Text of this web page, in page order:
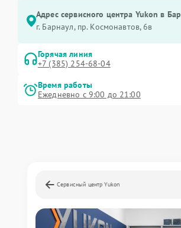
Адрес сервисного центра Yukon в
г. Барнаул, ​пр. Космонавтов, 6в
Горячая линия
+7 (385) 254-68-04
Время работы
Ежедневно с 9:00 до 21:00
Сервисный центр Yukon